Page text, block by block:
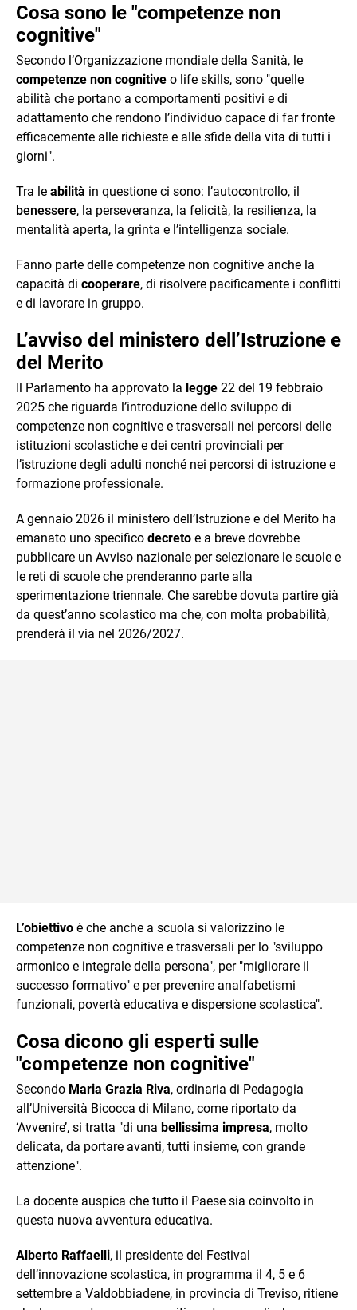
Cosa sono le "competenze non
cognitive"
Secondo l’Organizzazione mondiale della Sanità, le
competenze non cognitive o life skills, sono "quelle
abilità che portano a comportamenti positivi e di
adattamento che rendono l’individuo capace di far fronte
efficacemente alle richieste e alle sfide della vita di tutti i
giorni".
Tra le abilità in questione ci sono: l’autocontrollo, il
benessere, la perseveranza, la felicità, la resilienza, la
mentalità aperta, la grinta e l’intelligenza sociale.
Fanno parte delle competenze non cognitive anche la
capacità di cooperare, di risolvere pacificamente i conflitti
e di lavorare in gruppo.
L’avviso del ministero dell’Istruzione e
del Merito
Il Parlamento ha approvato la legge 22 del 19 febbraio
2025 che riguarda l’introduzione dello sviluppo di
competenze non cognitive e trasversali nei percorsi delle
istituzioni scolastiche e dei centri provinciali per
l’istruzione degli adulti nonché nei percorsi di istruzione e
formazione professionale.
A gennaio 2026 il ministero dell’Istruzione e del Merito ha
emanato uno specifico decreto e a breve dovrebbe
pubblicare un Avviso nazionale per selezionare le scuole e
le reti di scuole che prenderanno parte alla
sperimentazione triennale. Che sarebbe dovuta partire già
da quest’anno scolastico ma che, con molta probabilità,
prenderà il via nel 2026/2027.
L’obiettivo è che anche a scuola si valorizzino le
competenze non cognitive e trasversali per lo "sviluppo
armonico e integrale della persona", per "migliorare il
successo formativo" e per prevenire analfabetismi
funzionali, povertà educativa e dispersione scolastica".
Cosa dicono gli esperti sulle
"competenze non cognitive"
Secondo Maria Grazia Riva, ordinaria di Pedagogia
all’Università Bicocca di Milano, come riportato da
‘Avvenire’, si tratta "di una bellissima impresa, molto
delicata, da portare avanti, tutti insieme, con grande
attenzione".
La docente auspica che tutto il Paese sia coinvolto in
questa nuova avventura educativa.
Alberto Raffaelli, il presidente del Festival
dell’innovazione scolastica, in programma il 4, 5 e 6
settembre a Valdobbiadene, in provincia di Treviso, ritiene